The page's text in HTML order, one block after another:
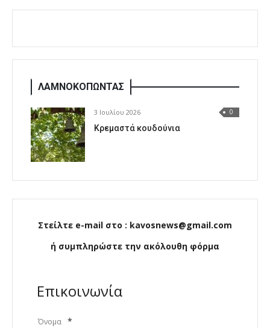
ΛΑΜΝΟΚΟΠΩΝΤΑΣ
3 Ιουλίου 2026 0
Κρεμαστά κουδούνια
Στείλτε e-mail στο : kavosnews@gmail.com
ή συμπληρώστε την ακόλουθη φόρμα
Επικοινωνία
Όνομα *